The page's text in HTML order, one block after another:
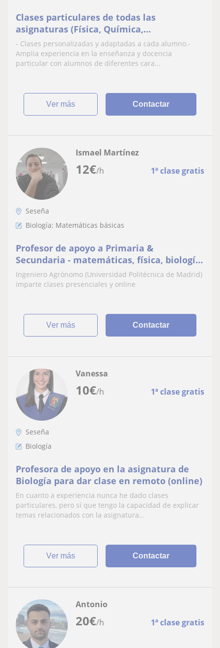
Clases particulares de todas las
asignaturas (Física, Química,
Matemáticas, Inglés, Historia, Castellano,
Biología...) para alumnos de Primaria, ESO
y Bachillerato
- Clases personalizadas y adaptadas a cada alumno.-
Amplia experiencia en la enseñanza y docencia
particular con alumnos de diferentes cara...
ver más Contactar
12€/h 1ª clase gratis
Ismael Martínez
Seseña
Biología: Matemáticas básicas
Profesor de apoyo a Primaria &
Secundaria - matemáticas, física, biología
y geología
Ingeniero Agrónomo (Universidad Politécnica de Madrid)
imparte clases presenciales y online
ver más Contactar
10€/h 1ª clase gratis
Vanessa
Seseña
Biología
Profesora de apoyo en la asignatura de
Biología para dar clase en remoto (online)
En cuanto a experiencia nunca he dado clases
particulares, pero sí que tengo la capacidad de explicar
temas relacionados con la asignatura...
ver más Contactar
20€/h 1ª clase gratis
Antonio